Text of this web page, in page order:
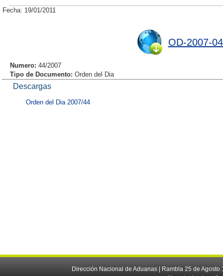
Fecha: 19/01/2011
OD-2007-
Numero: 44/2007
Tipo de Documento: Orden del Dia
Descargas
Orden del Dia 2007/44
Dirección Nacional de Aduanas | Rambla 25 de